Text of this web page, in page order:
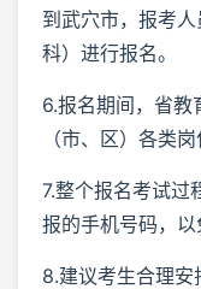
到武穴市，报考
科）进行报名。
6.报名期间，省教
（市、区）各类
7.整个报名考试过
报的手机号码，以
8.建议考生合理